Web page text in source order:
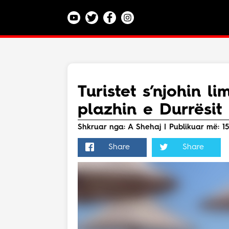
Lajme
Teknologji
Bota
Argëtim
Maqedoni
Turistet s’njohin
plazhin e Durrësit
Shkruar nga: A Shehaj | Publikuar më:
Share Share